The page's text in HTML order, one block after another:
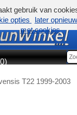
T22 1999-2003
gebruik van
opties
later
met cookies